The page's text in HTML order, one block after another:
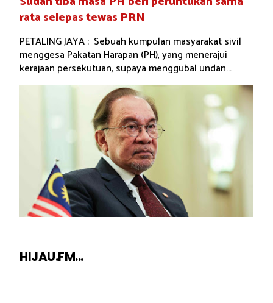
rata selepas tewas PRN
PETALING JAYA : Sebuah kumpulan masyarakat sivil
menggesa Pakatan Harapan (PH), yang menerajui
kerajaan persekutuan, supaya menggubal undan...
HIJAU.FM...